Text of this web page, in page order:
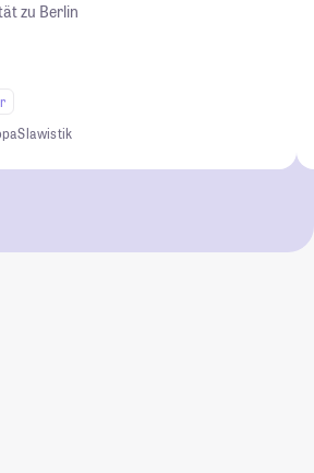
zu Berlin
Slawistik